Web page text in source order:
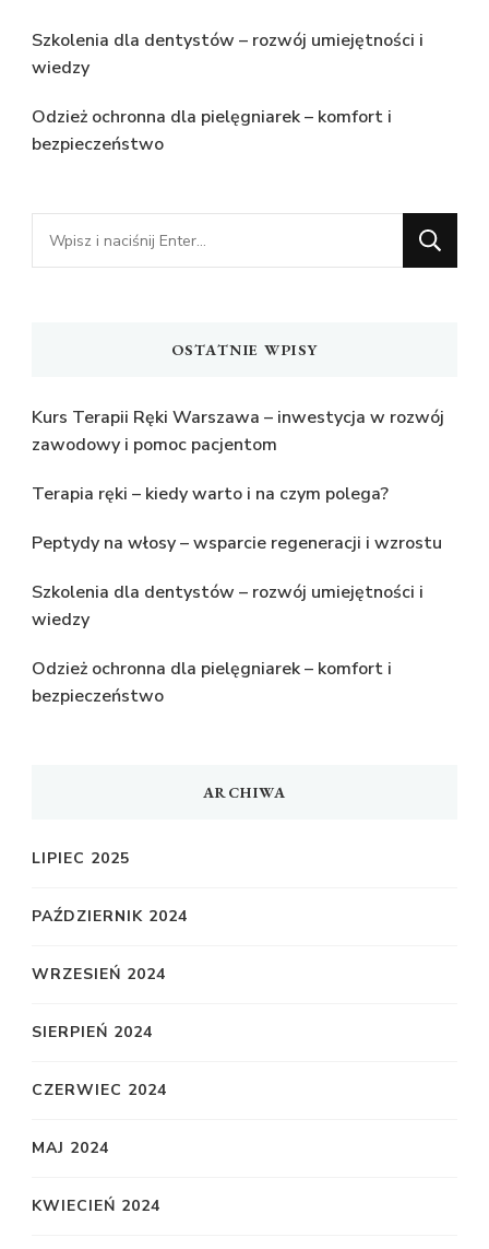
Szkolenia dla dentystów – rozwój umiejętności i
wiedzy
Odzież ochronna dla pielęgniarek – komfort i
bezpieczeństwo
Szukasz
czegoś?
OSTATNIE WPISY
Kurs Terapii Ręki Warszawa – inwestycja w rozwój
zawodowy i pomoc pacjentom
Terapia ręki – kiedy warto i na czym polega?
Peptydy na włosy – wsparcie regeneracji i wzrostu
Szkolenia dla dentystów – rozwój umiejętności i
wiedzy
Odzież ochronna dla pielęgniarek – komfort i
bezpieczeństwo
ARCHIWA
LIPIEC 2025
PAŹDZIERNIK 2024
WRZESIEŃ 2024
SIERPIEŃ 2024
CZERWIEC 2024
MAJ 2024
KWIECIEŃ 2024